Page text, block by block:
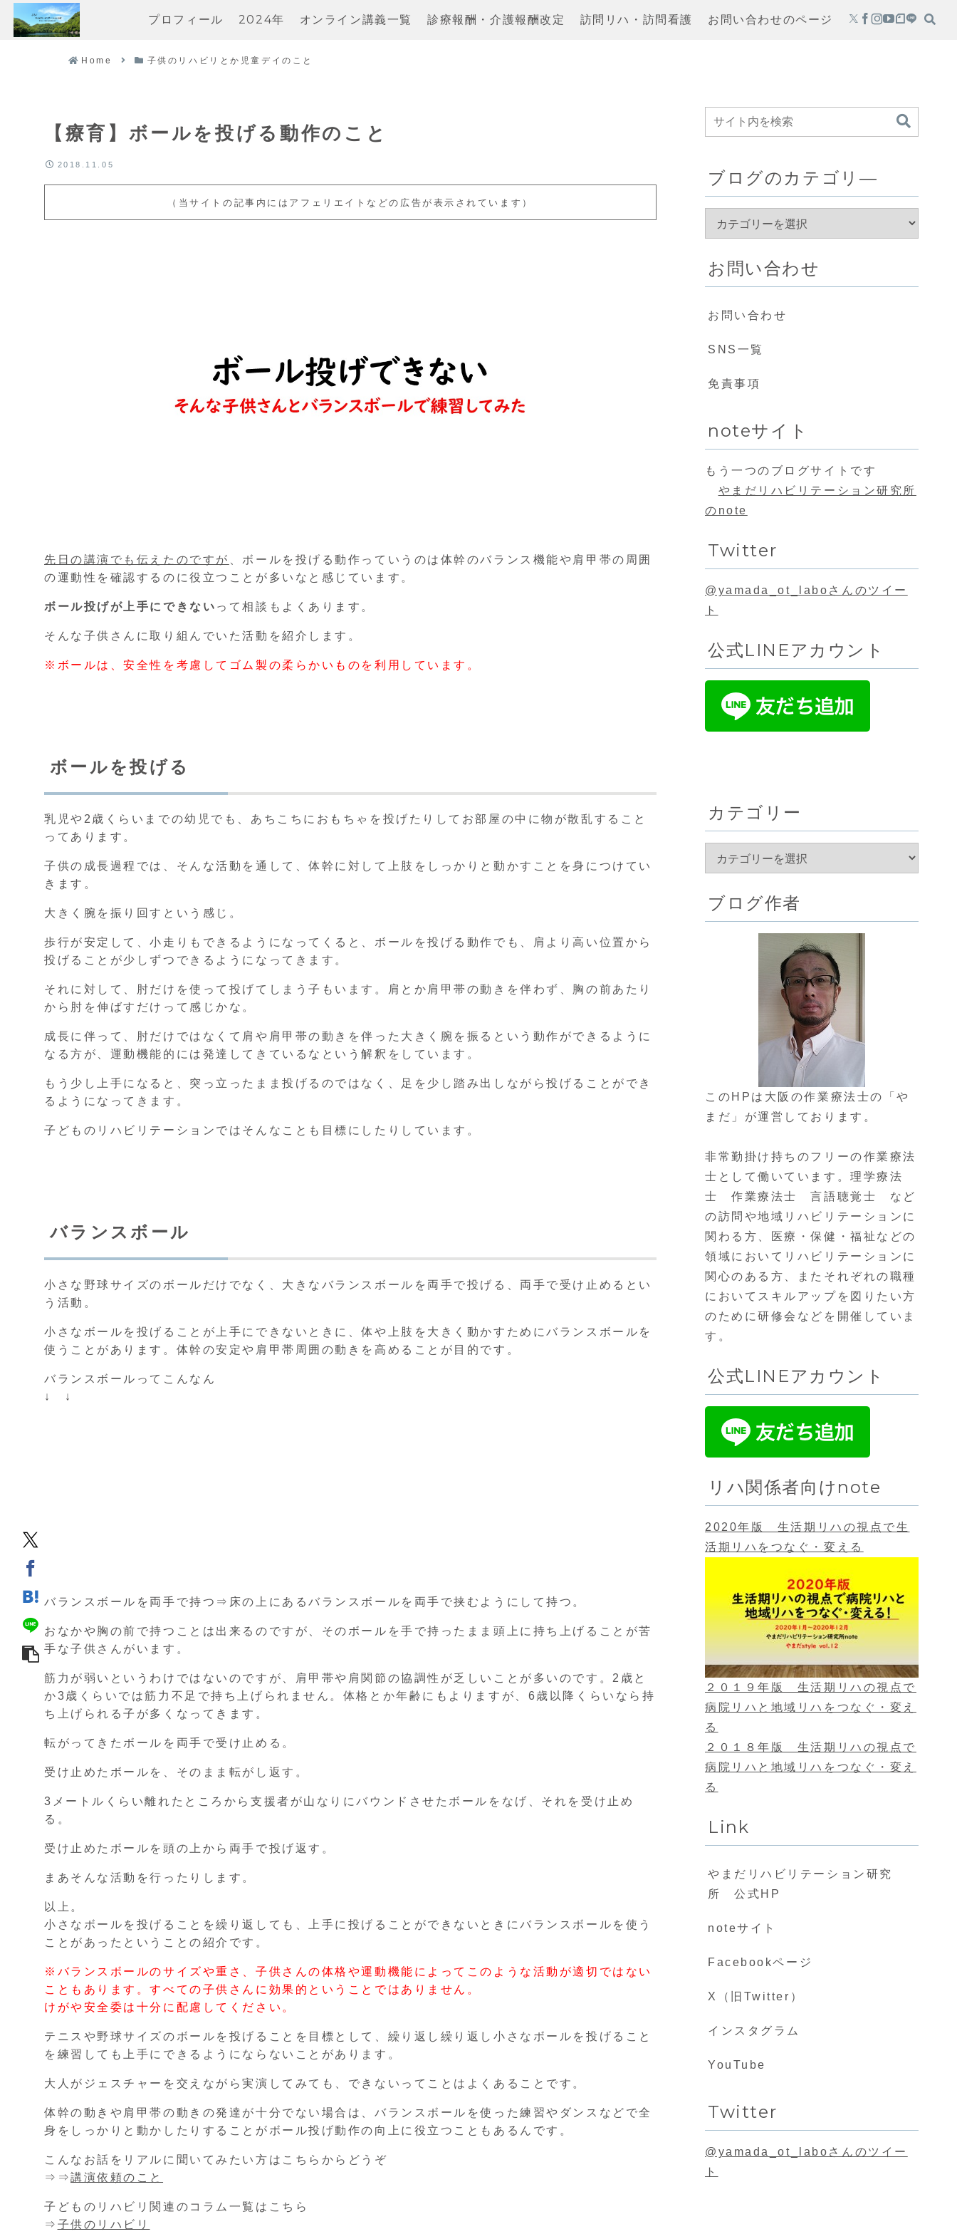
プロフィール 2024年 オンライン講義一覧 診療報酬・介護報酬改定 訪問リハ・訪問看護 お問い合わせのページ
Home 子供のリハビリとか児童デイのこと
【療育】ボールを投げる動作のこと
2018.11.05
（当サイトの記事内にはアフェリエイトなどの広告が表示されています）
先日の講演でも伝えたのですが
、ボールを投げる動作っていうのは体幹のバランス機能や肩甲帯の周囲
の運動性を確認するのに役立つことが多いなと感じています。
ボール投げが上手にできない って相談もよくあります。
そんな子供さんに取り組んでいた活動を紹介します。
※ボールは、安全性を考慮してゴム製の柔らかいものを利用しています。
ボールを投げる
乳児や2歳くらいまでの幼児でも、あちこちにおもちゃを投げたりしてお部屋の中に物が散乱すること
ってあります。
子供の成長過程では、そんな活動を通して、体幹に対して上肢をしっかりと動かすことを身につけてい
きます。
大きく腕を振り回すという感じ。
歩行が安定して、小走りもできるようになってくると、ボールを投げる動作でも、肩より高い位置から
投げることが少しずつできるようになってきます。
それに対して、肘だけを使って投げてしまう子もいます。肩とか肩甲帯の動きを伴わず、胸の前あたり
から肘を伸ばすだけって感じかな。
成長に伴って、肘だけではなくて肩や肩甲帯の動きを伴った大きく腕を振るという動作ができるように
なる方が、運動機能的には発達してきているなという解釈をしています。
もう少し上手になると、突っ立ったまま投げるのではなく、足を少し踏み出しながら投げることができ
るようになってきます。
子どものリハビリテーションではそんなことも目標にしたりしています。
バランスボール
小さな野球サイズのボールだけでなく、大きなバランスボールを両手で投げる、両手で受け止めるとい
う活動。
小さなボールを投げることが上手にできないときに、体や上肢を大きく動かすためにバランスボールを
使うことがあります。体幹の安定や肩甲帯周囲の動きを高めることが目的です。
バランスボールってこんなん
↓ ↓
バランスボールを両手で持つ⇒床の上にあるバランスボールを両手で挟むようにして持つ。
おなかや胸の前で持つことは出来るのですが、そのボールを手で持ったまま頭上に持ち上げることが苦
手な子供さんがいます。
筋力が弱いというわけではないのですが、肩甲帯や肩関節の協調性が乏しいことが多いのです。2歳と
か3歳くらいでは筋力不足で持ち上げられません。体格とか年齢にもよりますが、6歳以降くらいなら持
ち上げられる子が多くなってきます。
転がってきたボールを両手で受け止める。
受け止めたボールを、そのまま転がし返す。
3メートルくらい離れたところから支援者が山なりにバウンドさせたボールをなげ、それを受け止め
る。
受け止めたボールを頭の上から両手で投げ返す。
まあそんな活動を行ったりします。
以上。
小さなボールを投げることを繰り返しても、上手に投げることができないときにバランスボールを使う
ことがあったということの紹介です。
※バランスボールのサイズや重さ、子供さんの体格や運動機能によってこのような活動が適切ではない
こともあります。すべての子供さんに効果的ということではありません。
けがや安全委は十分に配慮してください。
テニスや野球サイズのボールを投げることを目標として、繰り返し繰り返し小さなボールを投げること
を練習しても上手にできるようにならないことがあります。
大人がジェスチャーを交えながら実演してみても、できないってことはよくあることです。
体幹の動きや肩甲帯の動きの発達が十分でない場合は、バランスボールを使った練習やダンスなどで全
身をしっかりと動かしたりすることがボール投げ動作の向上に役立つこともあるんです。
こんなお話をリアルに聞いてみたい方はこちらからどうぞ
⇒⇒講演依頼のこと
子どものリハビリ関連のコラム一覧はこちら
⇒ 子供のリハビリ
ブログのカテゴリ―
お問い合わせ
お問い合わせ
SNS一覧
免責事項
noteサイト
もう一つのブログサイトです
やまだリハビリテーション研究所
のnote
Twitter
@yamada_ot_laboさんのツイー
ト
公式LINEアカウント
カテゴリー
ブログ作者
このHPは大阪の作業療法士の「や
まだ」が運営しております。
非常勤掛け持ちのフリーの作業療法
士として働いています。理学療法
士 作業療法士 言語聴覚士 など
の訪問や地域リハビリテーションに
関わる方、医療・保健・福祉などの
領域においてリハビリテーションに
関心のある方、またそれぞれの職種
においてスキルアップを図りたい方
のために研修会などを開催していま
す。
公式LINEアカウント
リハ関係者向けnote
2020年版 生活期リハの視点で生
活期リハをつなぐ・変える
２０１９年版 生活期リハの視点で
病院リハと地域リハをつなぐ・変え
る
２０１８年版 生活期リハの視点で
病院リハと地域リハをつなぐ・変え
る
Link
やまだリハビリテーション研究
所 公式HP
noteサイト
Facebookページ
X（旧Twitter）
インスタグラム
YouTube
Twitter
@yamada_ot_laboさんのツイー
ト